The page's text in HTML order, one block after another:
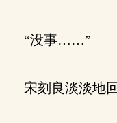
“没事……”
宋刻良淡淡地